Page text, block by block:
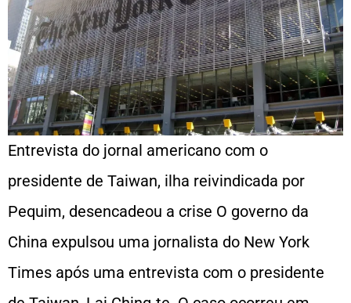
Entrevista do jornal americano com o
presidente de Taiwan, ilha reivindicada por
Pequim, desencadeou a crise O governo da
China expulsou uma jornalista do New York
Times após uma entrevista com o presidente